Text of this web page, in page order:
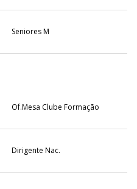
Seniores M
Of.Mesa Clube Formação
Dirigente Nac.